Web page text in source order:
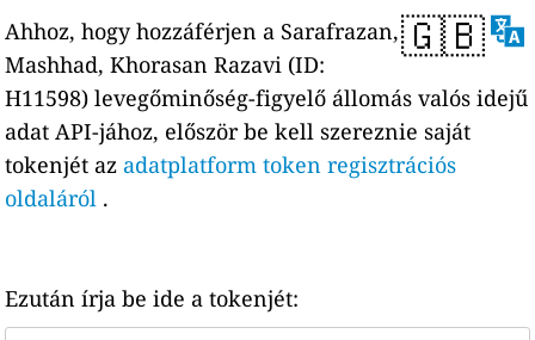
🇬🇧
Ahhoz, hogy hozzáférjen a Sarafrazan,
Mashhad, Khorasan Razavi (ID:
H11598) levegőminőség-figyelő állomás valós idejű
adat API-jához, először be kell szereznie saját
tokenjét az adatplatform token regisztrációs
oldaláról .
Ezután írja be ide a tokenjét: